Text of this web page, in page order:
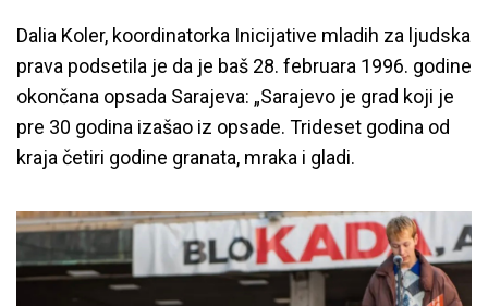
Dalia Koler, koordinatorka Inicijative mladih za ljudska
prava podsetila je da je baš 28. februara 1996. godine
okončana opsada Sarajeva: „Sarajevo je grad koji je
pre 30 godina izašao iz opsade. Trideset godina od
kraja četiri godine granata, mraka i gladi.